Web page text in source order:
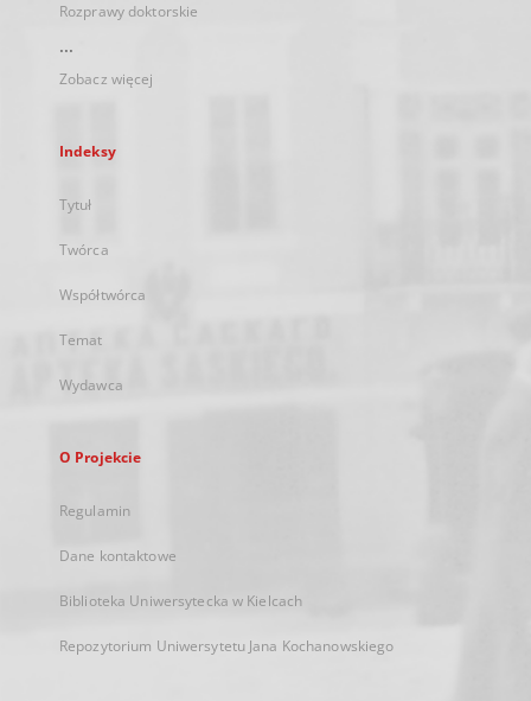
Rozprawy doktorskie
...
Zobacz więcej
Indeksy
Tytuł
Twórca
Współtwórca
Temat
Wydawca
O Projekcie
Regulamin
Dane kontaktowe
Biblioteka Uniwersytecka w Kielcach
Repozytorium Uniwersytetu Jana Kochanowskiego